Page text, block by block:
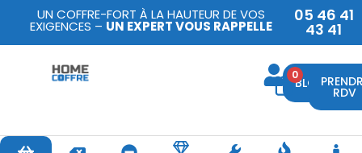
UN COFFRE-FORT À LA HAUTEUR DE VOS
EXIGENCES – UN EXPERT VOUS RAPPELLE
05 46 41
43 41
0BLOG
RDV